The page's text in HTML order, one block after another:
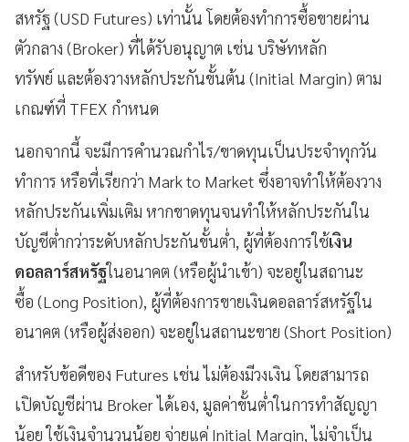
สหรัฐ (USD Futures) เท่านั้น โดยต้องทำการซื้อขายผ่าน
ตัวกลาง (Broker) ที่ได้รับอนุญาต เช่น บริษัทหลัก
ทรัพย์ และต้องวางหลักประกันขั้นต้น (Initial Margin) ตาม
เกณฑ์ที่ TFEX กำหนด
นอกจากนี้ จะมีการคำนวณกำไร/ขาดทุนเป็นประจำทุกวัน
ทำการ หรือที่เรียกว่า Mark to Market ซึ่งอาจทำให้ต้องวาง
หลักประกันเพิ่มเติม หากขาดทุนจนทำให้หลักประกันใน
บัญชีต่ำกว่าระดับหลักประกันขั้นต่ำ, ผู้ที่ต้องการใช้เงิน
ดอลลาร์สหรัฐในอนาคต (หรือผู้นำเข้า) จะอยู่ในสถานะ
ซื้อ (Long Position), ผู้ที่ต้องการขายเงินดอลลาร์สหรัฐใน
อนาคต (หรือผู้ส่งออก) จะอยู่ในสถานะขาย (Short Position)
สำหรับข้อดีของ Futures เช่น ไม่ต้องมีวงเงิน โดยสามารถ
เปิดบัญชีผ่าน Broker ได้เอง, มูลค่าขั้นต่ำในการทำสัญญา
น้อย ใช้เงินจำนวนน้อย จ่ายแค่ Initial Margin, ไม่จำเป็น